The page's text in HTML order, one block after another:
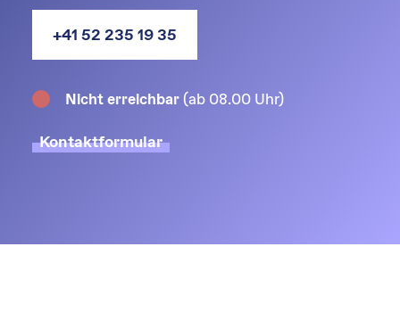
+41 52 235 19 35
Nicht erreichbar(ab 08.00 Uhr)
Kontaktformular